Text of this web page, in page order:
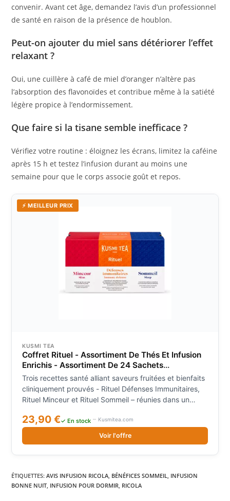
convenir. Avant cet âge, demandez l’avis d’un professionnel
de santé en raison de la présence de houblon.
Peut-on ajouter du miel sans détériorer l’effet
relaxant ?
Oui, une cuillère à café de miel d’oranger n’altère pas
l’absorption des flavonoïdes et contribue même à la satiété
légère propice à l’endormissement.
Que faire si la tisane semble inefficace ?
Vérifiez votre routine : éloignez les écrans, limitez la caféine
après 15 h et testez l’infusion durant au moins une
semaine pour que le corps associe goût et repos.
⚡ MEILLEUR PRIX
KUSMI TEA
Coffret Rituel - Assortiment De Thés Et Infusion
Enrichis - Assortiment De 24 Sachets
Mousseline De Thés Et Infusions Aromatisés -
Kusmi Tea
Trois recettes santé alliant saveurs fruitées et bienfaits
cliniquement prouvés - Rituel Défenses Immunitaires,
Rituel Minceur et Rituel Sommeil – réunies dans un
ne savez pas par quel Rituel commencer ? Ce coffret
de 24 sachets vous invite à découvrir deux thés et une
infusion aux bienfaits cliniquement prouvés. Pour les
créer, Kusmi Tea s’est appuyé sur une innovation
actif reconnu, pour des bienfaits concentrés. Prenez
soin de vous naturellement, en alliant efficacité et
23,90 €✓ En stock Kusmitea.com
Voir l'offre
ÉTIQUETTES:AVIS INFUSION RICOLA, BÉNÉFICES SOMMEIL, INFUSION
BONNE NUIT, INFUSION POUR DORMIR, RICOLA